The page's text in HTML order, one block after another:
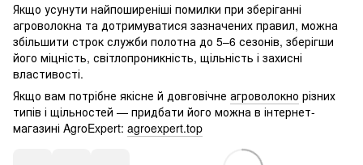
Якщо усунути найпоширеніші помилки при зберіганні
агроволокна та дотримуватися зазначених правил, можна
збільшити строк служби полотна до 5–6 сезонів, зберігши
його міцність, світлопроникність, щільність і захисні
властивості.
Якщо вам потрібне якісне й довговічне агроволокно різних
типів і щільностей — придбати його можна в інтернет-
магазині AgroExpert: agroexpert.top